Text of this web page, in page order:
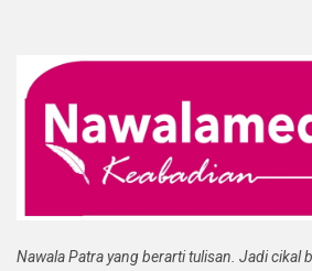
Nawala Patra yang berarti tulisan. Jadi cikal